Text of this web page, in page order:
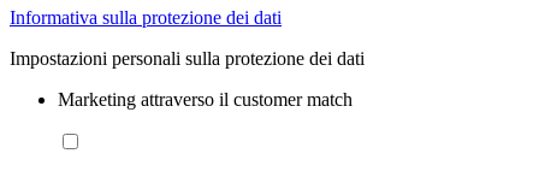
Informativa sulla protezione dei dati
Impostazioni personali sulla protezione dei dati
Marketing attraverso il customer match